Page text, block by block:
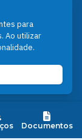
Documentos
para
Ao utilizar